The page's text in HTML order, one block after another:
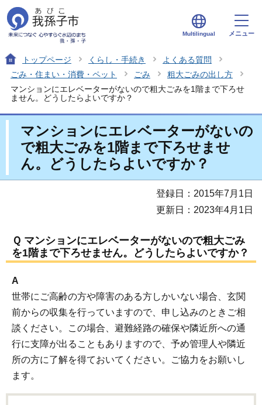
Multilingual メニュー
トップページ くらし・手続き
よくある質問
ごみ・住まい・消費・ペット
ごみ
粗大ごみの出し方
マンションにエレベーターがないので粗大ごみを1階まで下ろせ
ません。どうしたらよいですか？
マンションにエレベーターがないの
で粗大ごみを1階まで下ろせませ
ん。どうしたらよいですか？
登録日：2015年7月1日
更新日：2023年4月1日
Ｑ マンションにエレベーターがないので粗大ごみ
を1階まで下ろせません。どうしたらよいですか？
A
世帯にご高齢の方や障害のある方しかいない場合、玄関
前からの収集を行っていますので、申し込みのときご相
談ください。この場合、避難経路の確保や隣近所への通
行に支障が出ることもありますので、予め管理人や隣近
所の方に了解を得ておいてください。ご協力をお願いし
ます。